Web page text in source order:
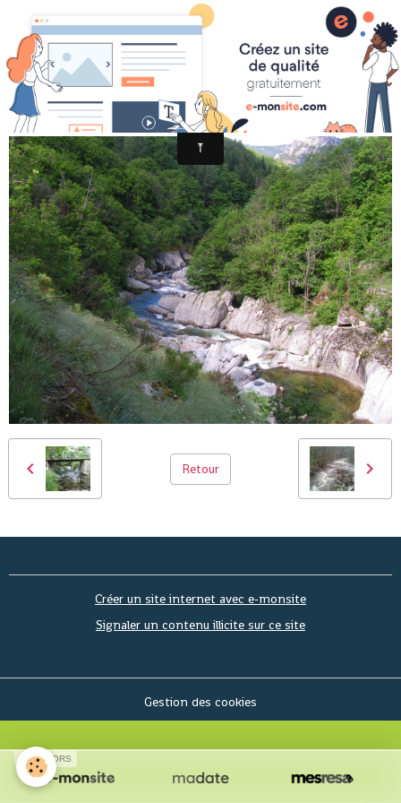
LA DOURBIE DANS LES GORGES
Retour
Créer un site internet avec e-monsite
Signaler un contenu illicite sur ce site
Gestion des cookies
SPONSORS